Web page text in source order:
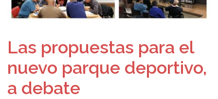
Las propuestas para el
nuevo parque deportivo,
a debate